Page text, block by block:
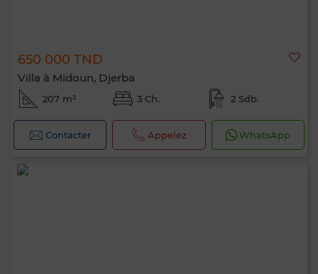
650 000 TND
Villa à Midoun, Djerba
207 m² 3 Ch. 2 Sdb.
Contacter Appelez WhatsApp